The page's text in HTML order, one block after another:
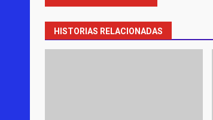
HISTORIAS RELACIONADAS